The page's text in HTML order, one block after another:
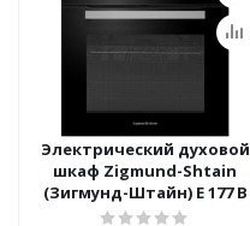
Электрический духовой
шкаф Zigmund-Shtain
(Зигмунд-Штайн) E 177 B